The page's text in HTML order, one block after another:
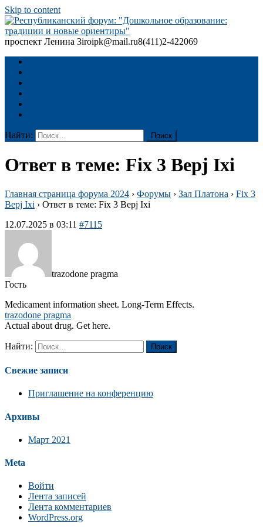
Skip to content
и новые ориентиры"
проспект Ленина 3iroipk@mail.ru8(411)2-422069
Найти:
Ответ в теме: Fix 3 Bepj Ixi
Главная страница форума 2024 › Форумы › Зал Платона › Fix 3
Bepj Ixi › Ответ в теме: Fix 3 Bepj Ixi
12.07.2025 в 03:11 #7115
trazodone pragma
Гость
Medicament information sheet. Long-Term Effects.
trazodone pragma
Actual about drug. Get here.
Найти:
Свежие записи
Приглашение на конференцию
Архивы
Март 2021
Meta
Войти
Лента записей
Лента комментариев
WordPress.org